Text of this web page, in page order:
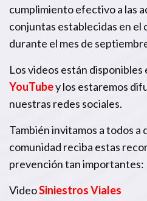
cumplimiento efectivo a las
conjuntas establecidas en el
durante el mes de
Los videos están
YouTubey los estaremos
nuestras redes sociales.
También invitamos a todos a
comunidad reciba estas
prevención tan importantes:
VideoSiniestros Viales